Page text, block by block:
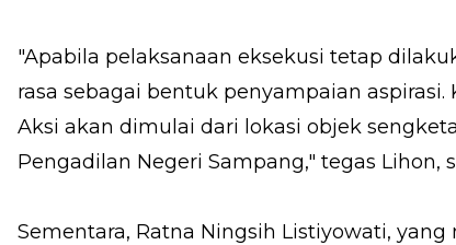
"Apabila pelaksanaan eksekusi tetap
rasa sebagai bentuk penyampaian
Aksi akan dimulai dari lokasi objek
Pengadilan Negeri Sampang," tegas Lihon,
Sementara, Ratna Ningsih Listiyowati,